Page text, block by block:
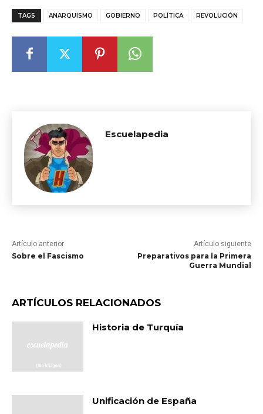
TAGS ANARQUISMO GOBIERNO POLÍTICA REVOLUCIÓN
Escuelapedia
Artículo anterior
Sobre el Fascismo
Artículo siguiente
Preparativos para la Primera
Guerra Mundial
ARTÍCULOS RELACIONADOS
Historia de Turquía
Unificación de España